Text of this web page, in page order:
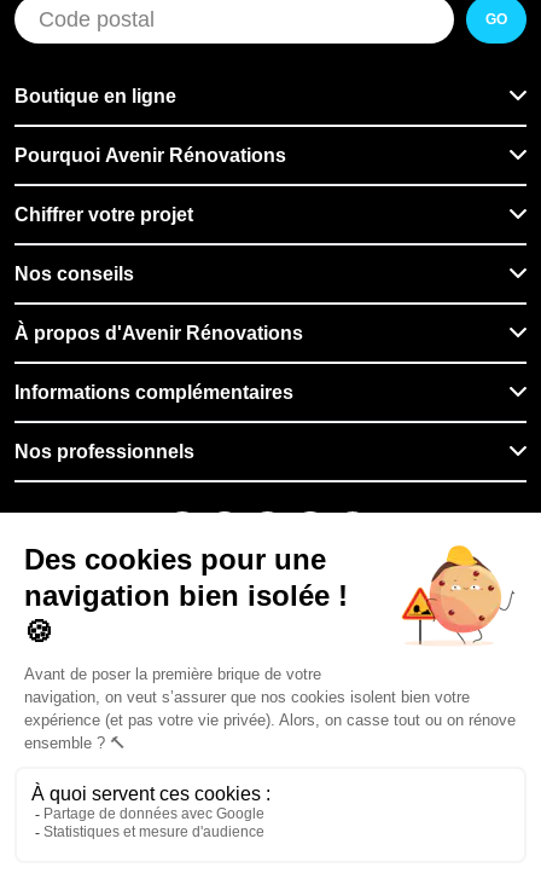
GO
Boutique en ligne
Pourquoi Avenir Rénovations
Chiffrer votre projet
Nos conseils
À propos d'Avenir Rénovations
Informations complémentaires
Nos professionnels